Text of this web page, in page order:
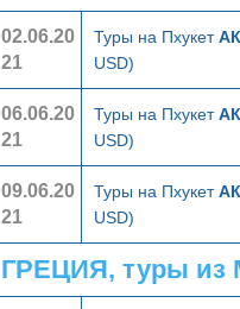
02.06.20
21
Туры на Пхукет
USD)
06.06.20
21
Туры на Пхукет
USD)
09.06.20
21
Туры на Пхукет
USD)
ГРЕЦИЯ, туры из